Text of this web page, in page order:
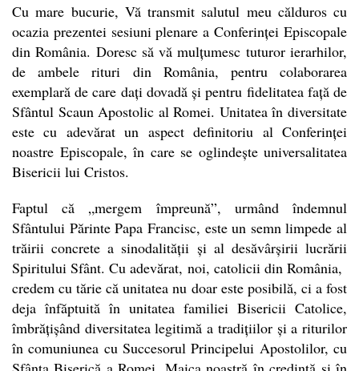
Cu mare bucurie, Vă transmit salutul meu călduros cu
ocazia prezentei sesiuni plenare a Conferinței Episcopale
din România. Doresc să vă mulțumesc tuturor ierarhilor,
de ambele rituri din România, pentru colaborarea
exemplară de care dați dovadă și pentru fidelitatea față de
Sfântul Scaun Apostolic al Romei. Unitatea în diversitate
este cu adevărat un aspect definitoriu al Conferinței
noastre Episcopale, în care se oglindește universalitatea
Bisericii lui Cristos.
Faptul că „mergem împreună”, urmând îndemnul
Sfântului Părinte Papa Francisc, este un semn limpede al
trăirii concrete a sinodalității și al desăvârșirii lucrării
Spiritului Sfânt. Cu adevărat, noi, catolicii din România,
credem cu tărie că unitatea nu doar este posibilă, ci a fost
deja înfăptuită în unitatea familiei Bisericii Catolice,
îmbrățișând diversitatea legitimă a tradițiilor și a riturilor
în comuniunea cu Succesorul Principelui Apostolilor, cu